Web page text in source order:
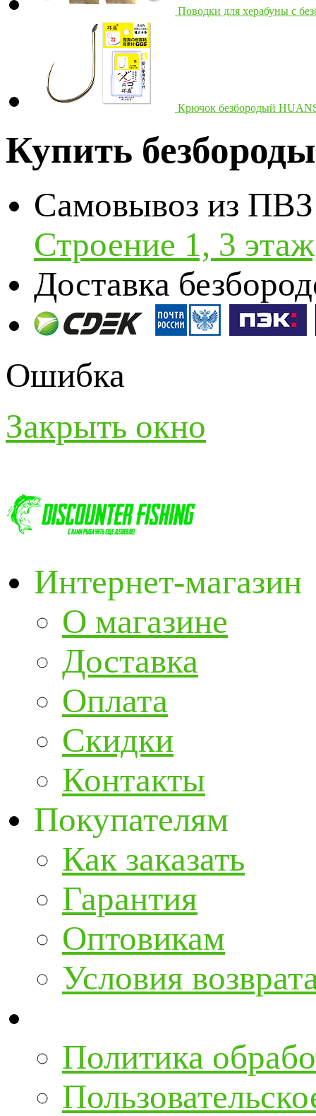
Поводки для херабуны с
Крючок безбородый
Купить
Самовывоз из
Строение 1, 3
Доставка
Ошибка
Закрыть окно
Интернет-магазин
О магазине
Доставка
Оплата
Скидки
Контакты
Покупателям
Как заказать
Гарантия
Оптовикам
Условия
Политика